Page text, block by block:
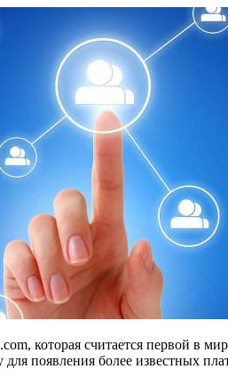
которая считается первой в
появления более известных